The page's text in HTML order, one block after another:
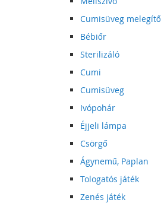
Cumisüveg melegítő
Bébiőr
Sterilizáló
Cumi
Cumisüveg
Ivópohár
Éjjeli lámpa
Csörgő
Ágynemű, Paplan
Tologatós játék
Zenés játék